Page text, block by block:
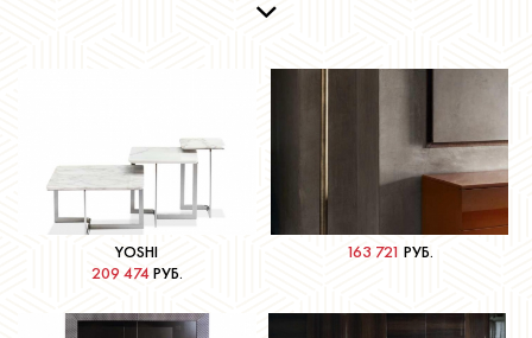
YOSHI
209 474РУБ.
163 721 РУБ.